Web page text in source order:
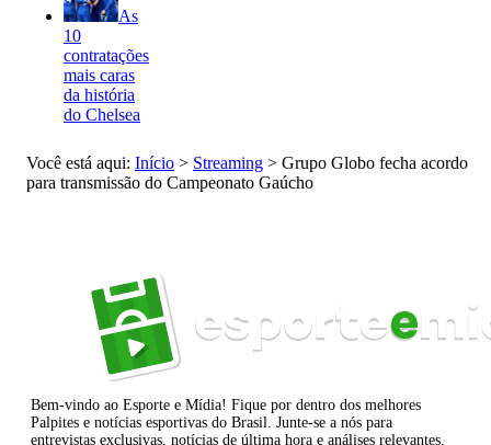
As
10
contratações
mais caras
da história
do Chelsea
Você está aqui: Início > Streaming > Grupo Globo fecha acordo
para transmissão do Campeonato Gaúcho
Bem-vindo ao Esporte e Mídia! Fique por dentro dos melhores
Palpites e notícias esportivas do Brasil. Junte-se a nós para
entrevistas exclusivas, notícias de última hora e análises relevantes.